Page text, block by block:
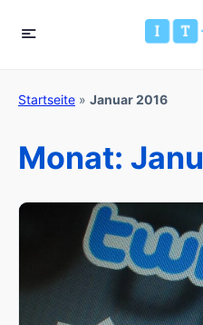
Startseite » Januar 2016
Monat: